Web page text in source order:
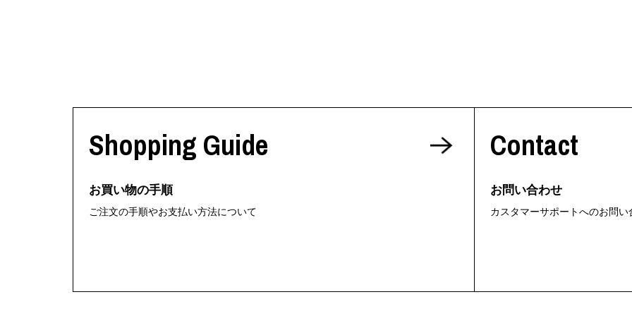
Shopping Guide
お買い物の手順
ご注文の手順やお支払い方法について
Contact
お問い合わせ
カスタマーサポートへのお問い